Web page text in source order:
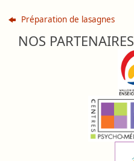
Préparation de lasagnes
NOS PARTENAIRES